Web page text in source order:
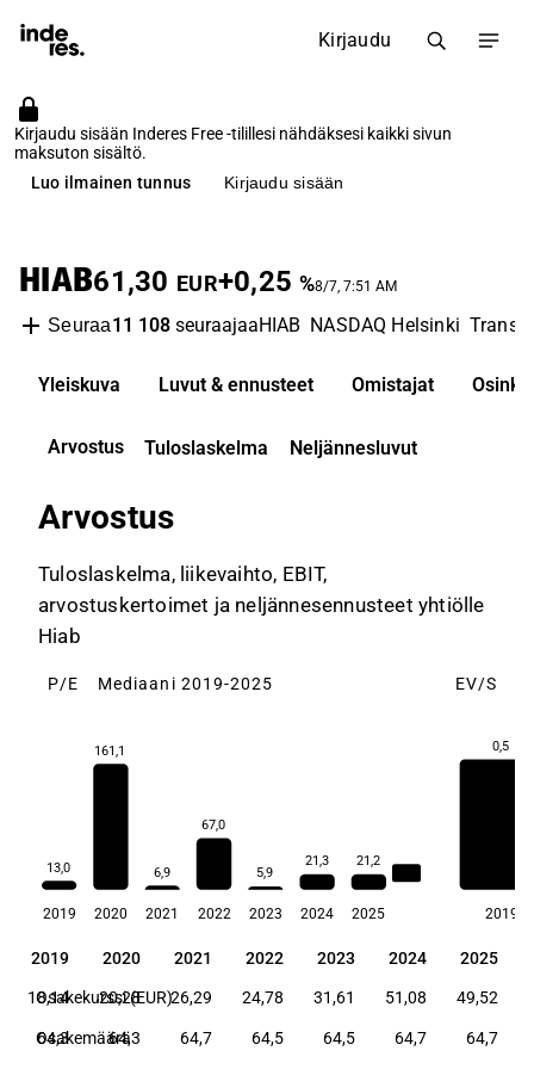
Kirjaudu
Kirjaudu sisään Inderes Free -tilillesi nähdäksesi kaikki sivun
maksuton sisältö.
Luo ilmainen tunnus
Kirjaudu sisään
HIAB61,30 EUR+0,25 %8/7, 7:51 AM
Seuraa11 108seuraajaaHIAB NASDAQ Helsinki
Yleiskuva Luvut & ennusteet Omistajat Osinko
Arvostus Tuloslaskelma Neljännesluvut
Arvostus
Tuloslaskelma, liikevaihto, EBIT,
arvostuskertoimet ja neljännesennusteet yhtiölle
Hiab
P/E Mediaani 2019-2025
13,0
161,1
6,9
67,0
5,9
21,3 21,2
2019 2020 2021 2022 2023 2024 2025
EV/S
0,5
2019
2019 2020 2021 2022 2023 2024 2025
2019 2020 2021 2022 2023 2024 2025
Osakekurssi (EUR)
18,14 20,28 26,29 24,78 31,61 51,08 49,52
Osakemäärä
64,3 64,3 64,7 64,5 64,5 64,7 64,7